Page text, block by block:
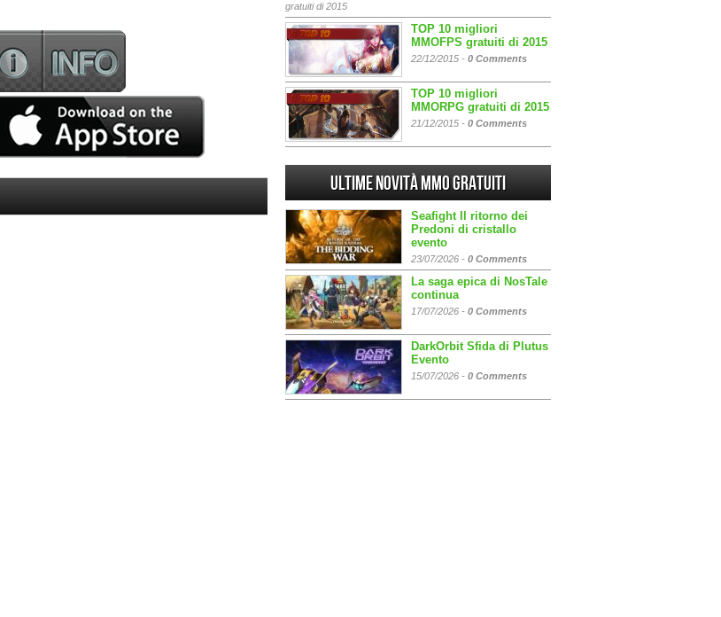
gratuiti di 2015
TOP 10 migliori
MMOFPS gratuiti di 2015
22/12/2015 - 0 Comments
TOP 10 migliori
MMORPG gratuiti di 2015
21/12/2015 - 0 Comments
Ultime Novità MMO gratuiti
Seafight Il ritorno dei
Predoni di cristallo
evento
23/07/2026 - 0 Comments
La saga epica di NosTale
continua
17/07/2026 - 0 Comments
DarkOrbit Sfida di Plutus
Evento
15/07/2026 - 0 Comments